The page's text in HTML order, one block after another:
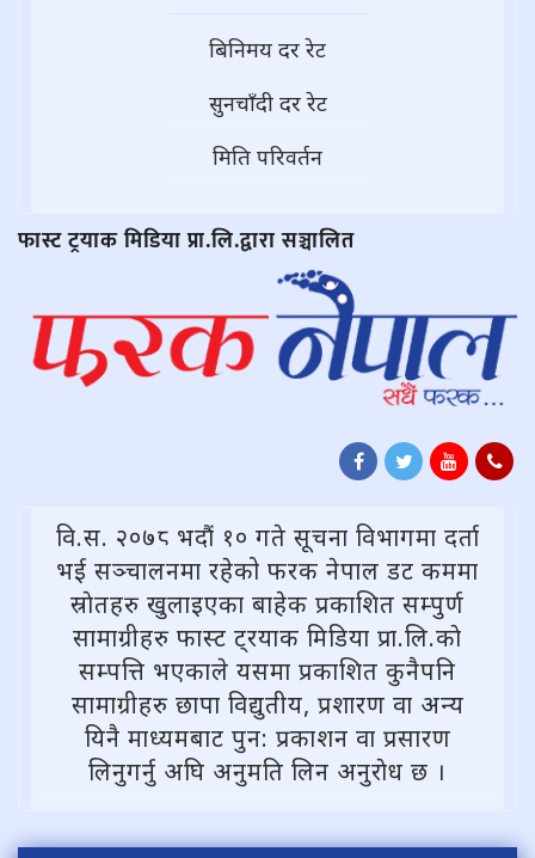
बिनिमय दर रेट
सुनचाँदी दर रेट
मिति परिवर्तन
फास्ट ट्रयाक मिडिया प्रा.लि.द्वारा सञ्चालित
वि.स. २०७८ भदौं १० गते सूचना विभागमा दर्ता
भई सञ्चालनमा रहेको फरक नेपाल डट कममा
स्राेतहरु खुलाइएका बाहेक प्रकाशित सम्पुर्ण
सामाग्रीहरु फास्ट ट्रयाक मिडिया प्रा.लि.काे
सम्पत्ति भएकाले यसमा प्रकाशित कुनैपनि
सामाग्रीहरु छापा विद्युतीय, प्रशारण वा अन्य
यिनै माध्यमबाट पुन: प्रकाशन वा प्रसारण
लिनुगर्नु अघि अनुमति लिन अनुराेध छ ।